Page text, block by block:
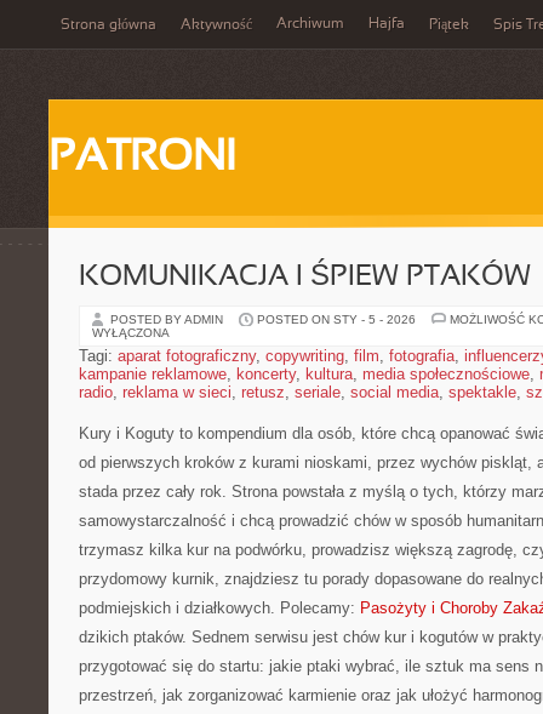
Strona główna Aktywność Archiwum Hajfa Piątek Spis
PATRONI
KOMUNIKACJA I ŚPIEW PTAKÓW
POSTED BY ADMIN POSTED ON STY - 5 - 2026
MOŻLIWOŚĆ
WYŁĄCZONA
Tagi: aparat fotograficzny, copywriting, film, fotografia,
kampanie reklamowe, koncerty, kultura, media społecznościowe,
radio, reklama w sieci, retusz, seriale, social media, spektakle,
Kury i Koguty to kompendium dla osób, które chcą opanować
od pierwszych kroków z kurami nioskami, przez wychów piskląt,
stada przez cały rok. Strona powstała z myślą o tych, którzy
samowystarczalność i chcą prowadzić chów w sposób
trzymasz kilka kur na podwórku, prowadzisz większą zagrodę,
przydomowy kurnik, znajdziesz tu porady dopasowane do
podmiejskich i działkowych. Polecamy: Pasożyty i Choroby
dzikich ptaków. Sednem serwisu jest chów kur i kogutów w
przygotować się do startu: jakie ptaki wybrać, ile sztuk ma sens
przestrzeń, jak zorganizować karmienie oraz jak ułożyć